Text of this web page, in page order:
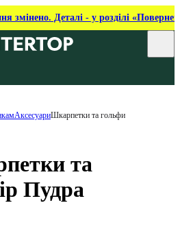
змінено. Деталі - у розділі
АксесуариШкарпетки та гольфи
та
Пудра